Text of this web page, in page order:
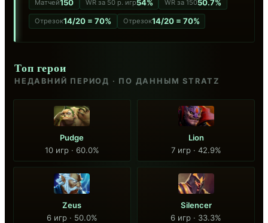
Матчей150 WR за 50 р. игр54% WR за 15050.7%
Отрезок14/20 = 70% Отрезок14/20 = 70%
Топ герои
НЕДАВНИЙ ПЕРИОД · ПО ДАННЫМ STRATZ
Pudge
10 игр · 60.0%
Lion
7 игр · 42.9%
Zeus
6 игр · 50.0%
Silencer
6 игр · 33.3%